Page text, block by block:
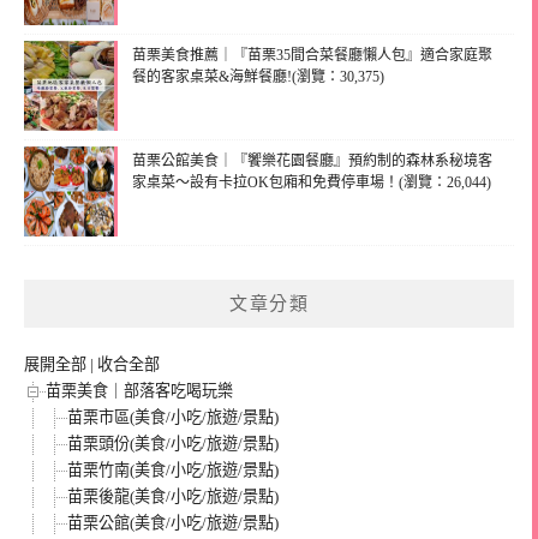
苗栗美食推薦｜『苗栗35間合菜餐廳懶人包』適合家庭聚
餐的客家桌菜&海鮮餐廳!(瀏覽：30,375)
苗栗公館美食｜『饗樂花園餐廳』預約制的森林系秘境客
家桌菜～設有卡拉OK包廂和免費停車場！(瀏覽：26,044)
文章分類
展開全部 | 收合全部
苗栗美食｜部落客吃喝玩樂
苗栗市區(美食/小吃/旅遊/景點)
苗栗頭份(美食/小吃/旅遊/景點)
苗栗竹南(美食/小吃/旅遊/景點)
苗栗後龍(美食/小吃/旅遊/景點)
苗栗公館(美食/小吃/旅遊/景點)